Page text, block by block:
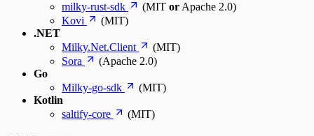
milky-rust-sdk
(MIT orApache 2.0)
Kovi
(MIT)
.NET
Milky.Net.Client
(MIT)
Sora
(Apache 2.0)
Go
Milky-go-sdk
(MIT)
Kotlin
saltify-core
(MIT)